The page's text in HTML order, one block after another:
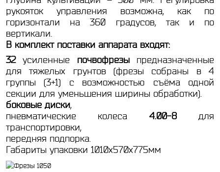
рукояток управления возможна, как по
горизонтали на 360 градусов, так и по
вертикали.
В комплект поставки аппарата входят:
32усиленные почвофрезыпредназначенные
для тяжелых грунтов (фрезы собраны в 4
группы (3+1) с возможностью съёма одной
секции для уменьшения ширины обработки).
боковые диски,
пневматические колеса 4.00-8для
транспортировки,
передняя подпорка.
Габариты упаковки 1010х570х775мм